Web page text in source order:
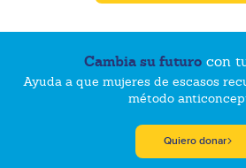
Cambia su futurocon
Ayuda a que mujeres de escasos
método
Quiero donar